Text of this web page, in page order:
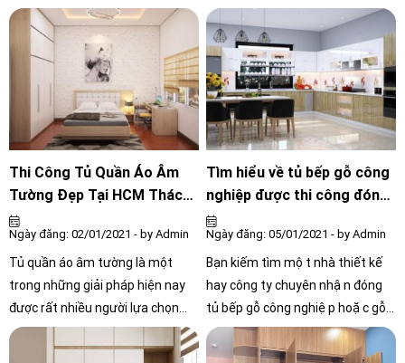
đình ưa chuộng hơn nhờ những
điểm vượt trội của nó. Bên cạnh
đó, tủ bếp gỗ là nơi thường xuyên
tiếp xúc với dầu mỡ nên tình
trạng hư hỏng hoặc giảm tuổi
thọ rất dễ xảy ra nếu chúng ta
không biết bảo quản đúng cách
bếp nhà mình. Với các đặc tính
nổi bật về kiểu dáng đến chất
lượng, đặc biệt là tủ bếp gỗ công
nghiệp MDF Acrylic, luôn làm hài
lòng người tiêu dùng.
Thi Công Tủ Quần Áo Âm
Tường Đẹp Tại HCM Thách
Thức Mọi Không Gian cho
ngôi nhà
Ngày đăng: 02/01/2021 - by Admin
Tủ quần áo âm tường là một
trong những giải pháp hiện nay
được rất nhiều người lựa chọn
nhằm tiết kiệm diện tích cho căn
phòng, che đi những khuyết điểm
Tìm hiểu về tủ bếp gỗ công
nghiệp được thi công đóng
mới thế nào cho nhà bếp
Ngày đăng: 05/01/2021 - by Admin
Bạn kiếm tìm một nhà thiết kế
hay công ty chuyên nhận đóng
tủ bếp gỗ công nghiệp hoặc gỗ
tự nhiên tại quận Gò Vấp với
chất lượng đảm bảo nhất và giá